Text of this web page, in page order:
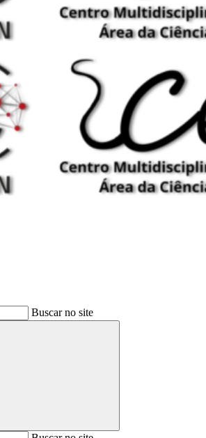
Buscar no site
Buscar